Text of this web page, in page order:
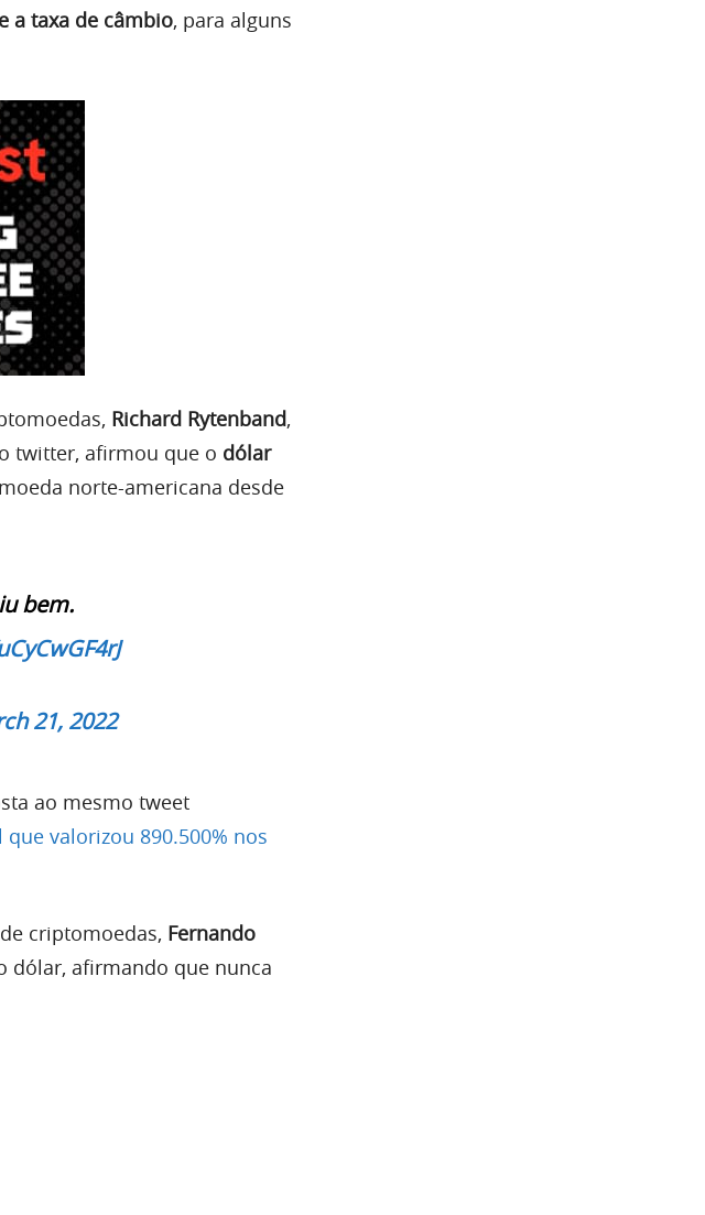
a taxa de câmbio, para alguns
Richard Rytenband,
twitter, afirmou que o dólar
norte-americana desde
bem.
21, 2022
ao mesmo tweet
valorizou 890.500% nos
criptomoedas, Fernando
dólar, afirmando que nunca